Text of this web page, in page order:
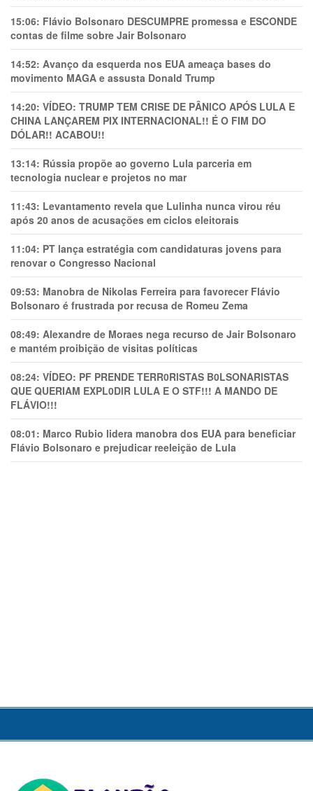
15:06: Flávio Bolsonaro DESCUMPRE promessa e ESCONDE
contas de filme sobre Jair Bolsonaro
14:52: Avanço da esquerda nos EUA ameaça bases do
movimento MAGA e assusta Donald Trump
14:20: VÍDEO: TRUMP TEM CRlSE DE PÂNlCO APÓS LULA E
CHINA LANÇAREM PIX INTERNACIONAL!! É O FIM DO
DÓLAR!! ACABOU!!
13:14: Rússia propõe ao governo Lula parceria em
tecnologia nuclear e projetos no mar
11:43: Levantamento revela que Lulinha nunca virou réu
após 20 anos de acusações em ciclos eleitorais
11:04: PT lança estratégia com candidaturas jovens para
renovar o Congresso Nacional
09:53: Manobra de Nikolas Ferreira para favorecer Flávio
Bolsonaro é frustrada por recusa de Romeu Zema
08:49: Alexandre de Moraes nega recurso de Jair Bolsonaro
e mantém proibição de visitas políticas
08:24: VÍDEO: PF PRENDE TERR0RlSTAS B0LSONARlSTAS
QUE QUERIAM EXPL0DlR LULA E O STF!!! A MANDO DE
FLÁVIO!!!
08:01: Marco Rubio lidera manobra dos EUA para beneficiar
Flávio Bolsonaro e prejudicar reeleição de Lula